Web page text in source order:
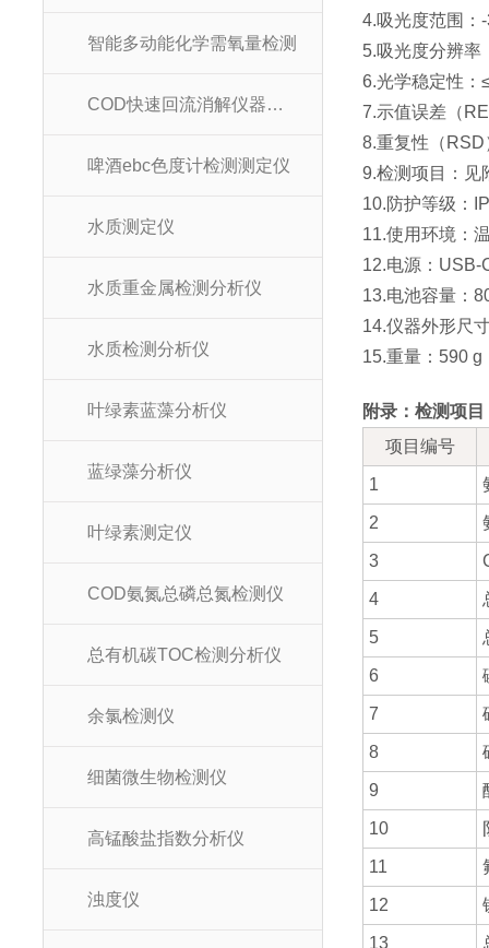
智能多动能化学需氧量检测
COD快速回流消解仪器装置
啤酒ebc色度计检测测定仪
水质测定仪
水质重金属检测分析仪
水质检测分析仪
叶绿素蓝藻分析仪
蓝绿藻分析仪
叶绿素测定仪
COD氨氮总磷总氮检测仪
总有机碳TOC检测分析仪
余氯检测仪
细菌微生物检测仪
高锰酸盐指数分析仪
浊度仪
4.吸光度范围：
5.吸光度分辨率
6.光学稳定性：
7.示值误差（
8.重复性（RSD
9.检测项目：见
10.防护等级：
11.使用环境：
12.电源：USB-
13.电池容量：
14.仪器外形尺
15.重量：590 g
附录：检测项目
项目编号
1
2
3
4
5
6
7
8
9
10
11
12
13